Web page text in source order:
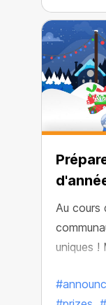
Au cours
uniques !